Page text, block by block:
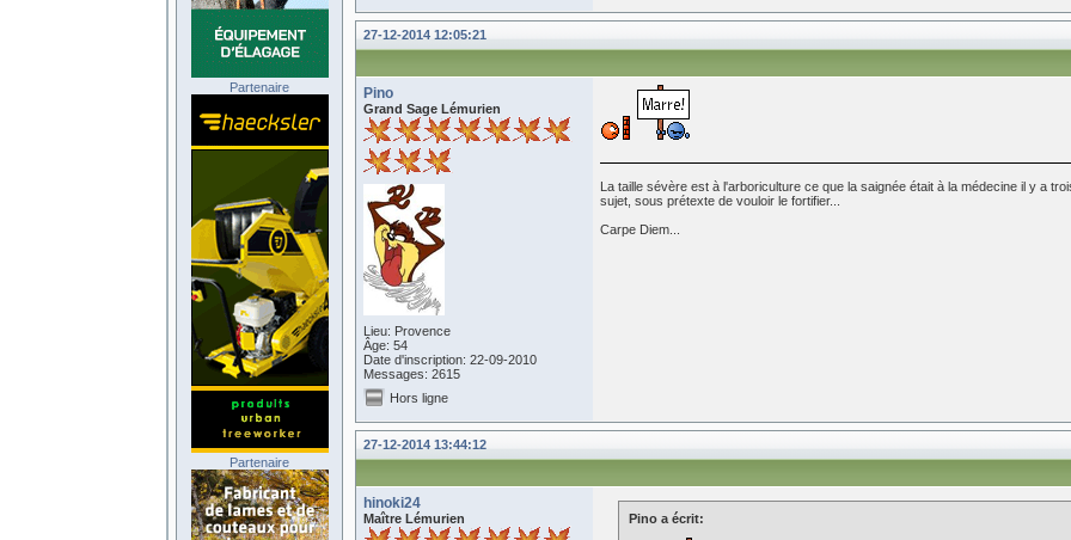
27-12-2014 12:05:21
Pino
Grand Sage Lémurien
Lieu: Provence
Âge: 54
Date d'inscription: 22-09-2010
Messages: 2615
La taille sévère est à l'arboriculture ce que la saignée était à la médecine il y a
sujet, sous prétexte de vouloir le fortifier...
Carpe Diem...
Hors ligne
27-12-2014 13:44:12
hinoki24
Maître Lémurien Pino a écrit:
Partenaire
Partenaire